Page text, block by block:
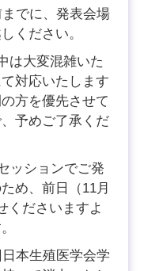
でに、発表会場
ください。
は大変混雑いた
対応いたします
方を優先させて
予めご了承くだ
ッションでご発
め、前日（11月
くださいますよ
本生殖医学会学